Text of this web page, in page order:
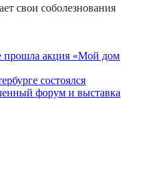
свои соболезнования
прошла акция «Мой дом
состоялся
форум и выставка